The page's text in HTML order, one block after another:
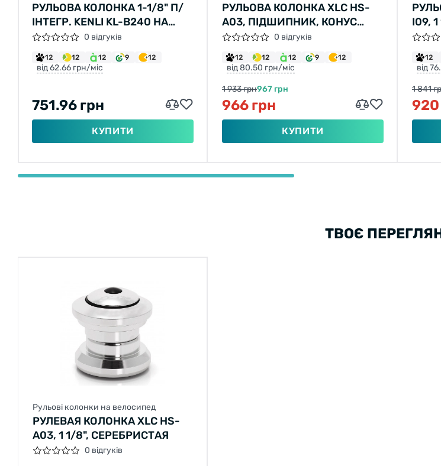
РУЛЬОВА КОЛОНКА 1-1/8" П/
ІНТЕГР. KENLI KL-В240 НА
ПРОМ. ПІДШИПН.З
ПЕРЕХІДНИКОМ НА 1,5" ШТОК
ВИЛКИ (ЧОРНИЙ)
0 відгуків
12 12 12 9 12
від 62.66 грн/міс
751.96 грн
КУПИТИ
РУЛЬОВА КОЛОНКА XLC HS-
A03, ПІДШИПНИК, КОНУС
Ø30,0
0 відгуків
12 12 12 9 12
від 80.50 грн/міс
1 933 грн967 грн
966 грн
КУПИТИ
I09,
12
від
1 841
920
ТВОЄ
Рульові колонки на велосипед
РУЛЕВАЯ КОЛОНКА XLC HS-
A03, 1 1/8", СЕРЕБРИСТАЯ
0 відгуків